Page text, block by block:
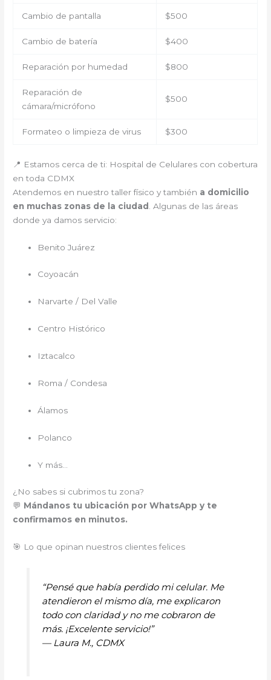
Cambio de pantalla $500
Cambio de batería $400
Reparación por humedad $800
Reparación de
cámara/micrófono
$500
Formateo o limpieza de virus $300
📍 Estamos cerca de ti: Hospital de Celulares con cobertura
en toda CDMX
Atendemos en nuestro taller físico y también a domicilio
en muchas zonas de la ciudad
. Algunas de las áreas
donde ya damos servicio:
Benito Juárez
Coyoacán
Narvarte / Del Valle
Centro Histórico
Iztacalco
Roma / Condesa
Álamos
Polanco
Y más…
¿No sabes si cubrimos tu zona?
💬 Mándanos tu ubicación por WhatsApp y te
confirmamos en minutos.
🎯 Lo que opinan nuestros clientes felices
“Pensé que había perdido mi celular. Me
atendieron el mismo día, me explicaron
todo con claridad y no me cobraron de
más. ¡Excelente servicio!”
— Laura M., CDMX